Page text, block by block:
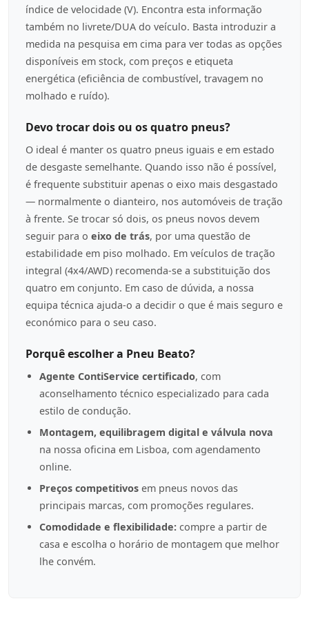
índice de velocidade (V). Encontra esta informação
também no livrete/DUA do veículo. Basta introduzir a
medida na pesquisa em cima para ver todas as opções
disponíveis em stock, com preços e etiqueta
energética (eficiência de combustível, travagem no
molhado e ruído).
Devo trocar dois ou os quatro pneus?
O ideal é manter os quatro pneus iguais e em estado
de desgaste semelhante. Quando isso não é possível,
é frequente substituir apenas o eixo mais desgastado
— normalmente o dianteiro, nos automóveis de tração
à frente. Se trocar só dois, os pneus novos devem
seguir para o eixo de trás, por uma questão de
estabilidade em piso molhado. Em veículos de tração
integral (4x4/AWD) recomenda-se a substituição dos
quatro em conjunto. Em caso de dúvida, a nossa
equipa técnica ajuda-o a decidir o que é mais seguro e
económico para o seu caso.
Porquê escolher a Pneu Beato?
Agente ContiService certificado, com
aconselhamento técnico especializado para cada
estilo de condução.
Montagem, equilibragem digital e válvula nova
na nossa oficina em Lisboa, com agendamento
online.
Preços competitivos em pneus novos das
principais marcas, com promoções regulares.
Comodidade e flexibilidade: compre a partir de
casa e escolha o horário de montagem que melhor
lhe convém.